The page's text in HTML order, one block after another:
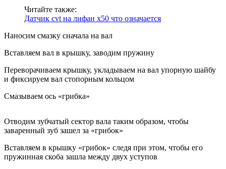
Читайте также:
Датчик cvt на лифан х50 что означается
Наносим смазку сначала на вал
Вставляем вал в крышку, заводим пружину
Переворачиваем крышку, укладываем на вал упорную шайбу
и фиксируем вал стопорным кольцом
Смазываем ось «грибка»
Отводим зубчатый сектор вала таким образом, чтобы
заваренный зуб зашел за «грибок»
Вставляем в крышку «грибок» следя при этом, чтобы его
пружинная скоба зашла между двух уступов